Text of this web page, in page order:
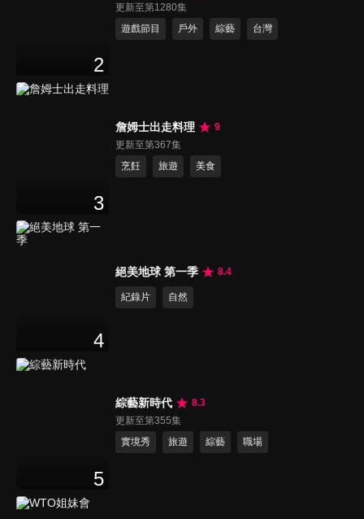
2
更新至第1280集
遊戲節目
戶外 綜藝 台灣
3
詹姆士出走料理
9
更新至第367集
烹飪
旅遊 美食
4
絕美地球 第一季 8.4
紀錄片 自然
5
綜藝新時代
8.3
更新至第355集
實境秀
旅遊 綜藝 職場